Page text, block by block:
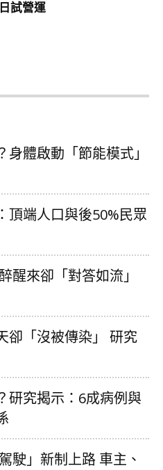
體啟動「節能模式」
頂端人口與後50%民眾
醒來卻「對答如流」
卻「沒被傳染」 研究
研究揭示：6成病例與
駛」新制上路 車主、